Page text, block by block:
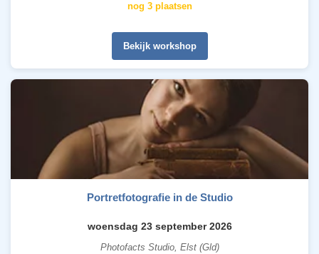
nog 3 plaatsen
Bekijk workshop
Portretfotografie in de Studio
woensdag 23 september 2026
Photofacts Studio, Elst (Gld)